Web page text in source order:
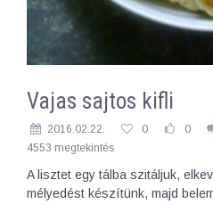
Vajas sajtos kifli
2016.02.22. 0 0
4553 megtekintés
A lisztet egy tálba szitáljuk,
mélyedést készítünk, majd